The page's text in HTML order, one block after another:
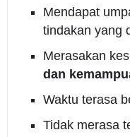
Mendapat
tindakan yang
Merasakan
dan
Waktu terasa
Tidak merasa